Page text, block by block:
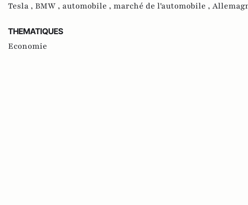
Tesla , BMW , automobile , marché de l'automobile ,
THEMATIQUES
Economie